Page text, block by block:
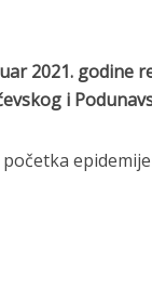
2021. godine
i